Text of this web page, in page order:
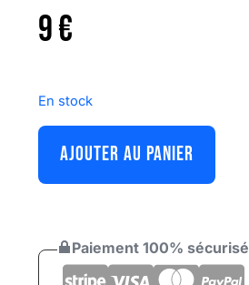
9€
En stock
AJOUTER AU PANIER
Paiement 100% sécurisé